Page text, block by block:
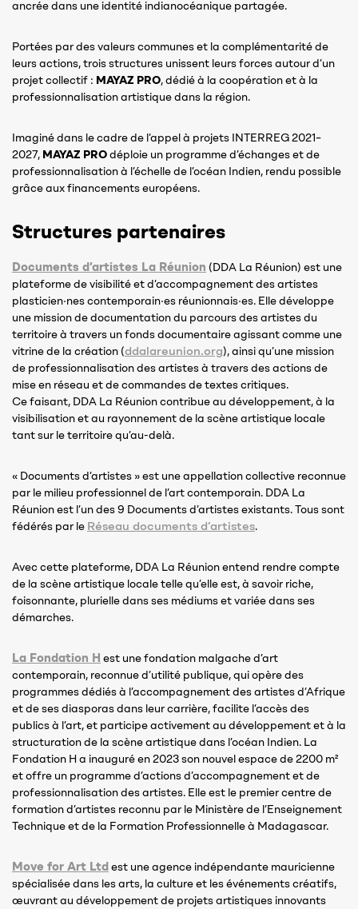
ancrée dans une identité indianocéanique partagée.
Portées par des valeurs communes et la complémentarité de
leurs actions, trois structures unissent leurs forces autour d’un
projet collectif : MAYAZ PRO, dédié à la coopération et à la
professionnalisation artistique dans la région.
Imaginé dans le cadre de l’appel à projets INTERREG 2021–
2027, MAYAZ PROdéploie un programme d’échanges et de
professionnalisation à l’échelle de l’océan Indien, rendu possible
grâce aux financements européens.
Structures partenaires
Documents d’artistes La Réunion (DDA La Réunion) est une
plateforme de visibilité et d’accompagnement des artistes
plasticien·nes contemporain·es réunionnais·es. Elle développe
une mission de documentation du parcours des artistes du
territoire à travers un fonds documentaire agissant comme une
vitrine de la création (ddalareunion.org), ainsi qu’une mission
de professionnalisation des artistes à travers des actions de
mise en réseau et de commandes de textes critiques.
Ce faisant, DDA La Réunion contribue au développement, à la
visibilisation et au rayonnement de la scène artistique locale
tant sur le territoire qu’au-delà.
« Documents d’artistes » est une appellation collective reconnue
par le milieu professionnel de l’art contemporain. DDA La
Réunion est l’un des 9 Documents d’artistes existants. Tous sont
fédérés par le Réseau documents d’artistes.
Avec cette plateforme, DDA La Réunion entend rendre compte
de la scène artistique locale telle qu’elle est, à savoir riche,
foisonnante, plurielle dans ses médiums et variée dans ses
démarches.
La Fondation H est une fondation malgache d’art
contemporain, reconnue d’utilité publique, qui opère des
programmes dédiés à l’accompagnement des artistes d’Afrique
et de ses diasporas dans leur carrière, facilite l’accès des
publics à l’art, et participe activement au développement et à la
structuration de la scène artistique dans l’océan Indien. La
Fondation H a inauguré en 2023 son nouvel espace de 2200 m²
et offre un programme d’actions d’accompagnement et de
professionnalisation des artistes. Elle est le premier centre de
formation d’artistes reconnu par le Ministère de l’Enseignement
Technique et de la Formation Professionnelle à Madagascar.
Move for Art Ltdest une agence indépendante mauricienne
spécialisée dans les arts, la culture et les événements créatifs,
œuvrant au développement de projets artistiques innovants